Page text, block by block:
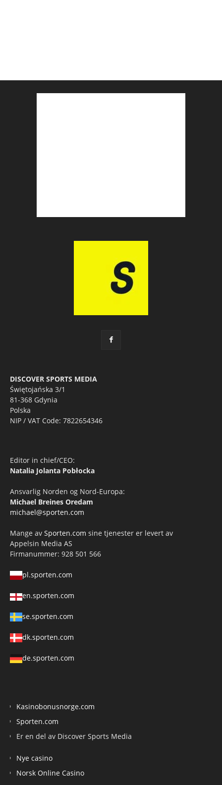
DISCOVER SPORTS MEDIA
Świętojańska 3/1
81-368 Gdynia
Polska
NIP / VAT Code: 7822654346
Editor in chief/CEO:
Natalia Jolanta Pobłocka
Ansvarlig Norden og Nord-Europa:
Michael Breines Oredam
michael@sporten.com
Mange av Sporten.com sine tjenester er levert av
Appelsin Media AS
Firmanummer: 928 501 566
pl.sporten.com
en.sporten.com
se.sporten.com
dk.sporten.com
de.sporten.com
Kasinobonusnorge.com
Sporten.com
Er en del av Discover Sports Media
Nye casino
Norsk Online Casino